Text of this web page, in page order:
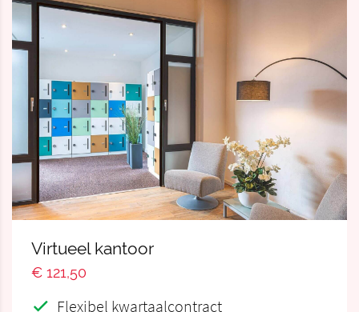
Virtueel kantoor
€ 121,50
Flexibel kwartaalcontract